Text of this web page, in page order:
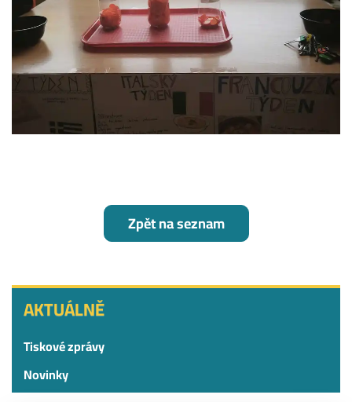
AKTUÁLNĚ
AKTUÁLNĚ
Tiskové zprávy
Novinky
Zpět na seznam